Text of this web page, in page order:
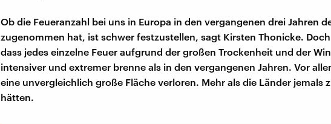
Ob die Feueranzahl bei uns in Europa in den vergangenen drei Jahren
zugenommen hat, ist schwer festzustellen, sagt Kirsten Thonicke.
dass jedes einzelne Feuer aufgrund der großen Trockenheit und der
intensiver und extremer brenne als in den vergangenen Jahren. Vor
eine unvergleichlich große Fläche verloren. Mehr als die Länder jemals
hätten.